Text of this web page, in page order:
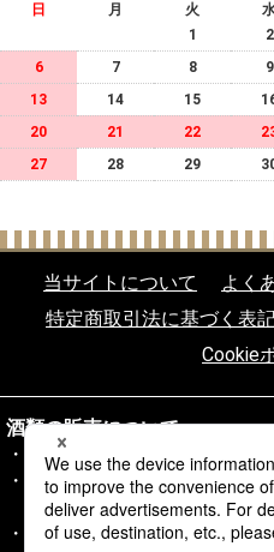
日 月 火
1
2
6
7 8 9
13
14 15
20
21 22
27
28 29
当サイトについて よく
特定商取引法に基づく表
Cookie
酒類の販売について
20歳未満の飲酒は法律によ
20歳以上であることを確認
せん。
当サイトの酒類は酒類販売